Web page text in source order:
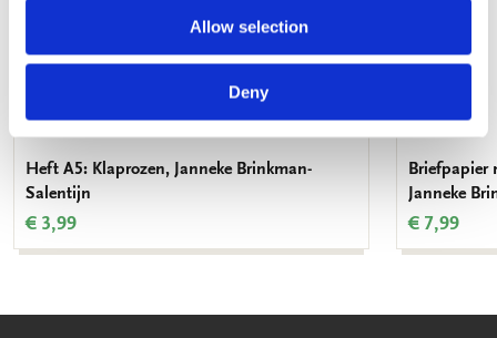
Allow selection
Deny
Heft A5: Klaprozen, Janneke Brinkman-
Salentijn
€ 3,99
Briefpapier
Janneke
€ 7,99